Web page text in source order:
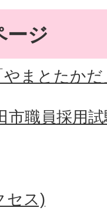
ージ
やまとたかだ
市職員採用
セス)